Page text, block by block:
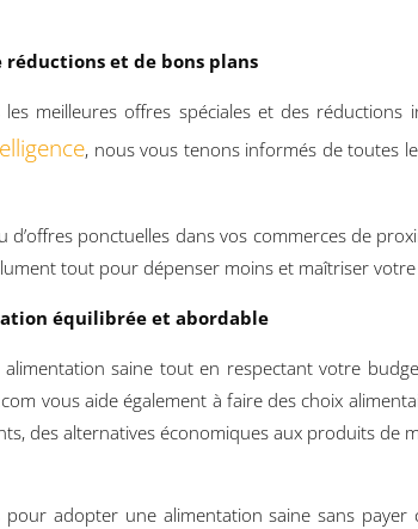
réductions et de bons plans
meilleures offres spéciales et des
, nous vous tenons informés de toutes
d’offres ponctuelles dans vos commerces de
tout pour dépenser moins et maîtriser
équilibrée et abordable
saine tout en respectant votre
vous aide également à faire des choix
des alternatives économiques aux produits de
adopter une alimentation saine sans payer